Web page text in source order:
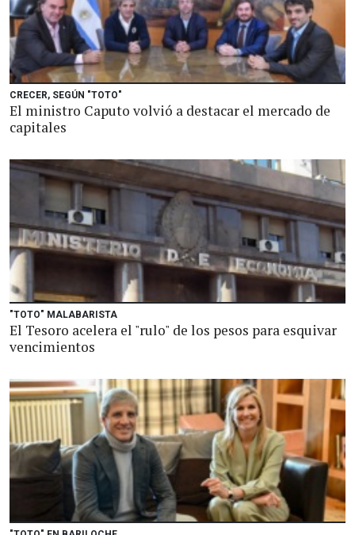
CRECER, SEGÚN "TOTO"
El ministro Caputo volvió a destacar el mercado de
capitales
"TOTO" MALABARISTA
El Tesoro acelera el "rulo" de los pesos para esquivar
vencimientos